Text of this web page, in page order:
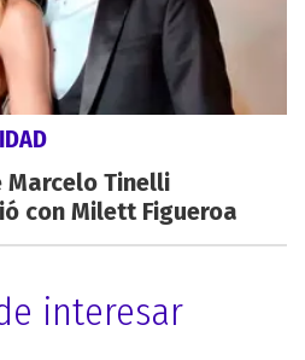
Tinelli
con Milett Figueroa
interesar